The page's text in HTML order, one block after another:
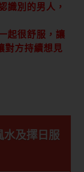
識別的男人，
起很舒服，讓
對方持續想見
及擇日服